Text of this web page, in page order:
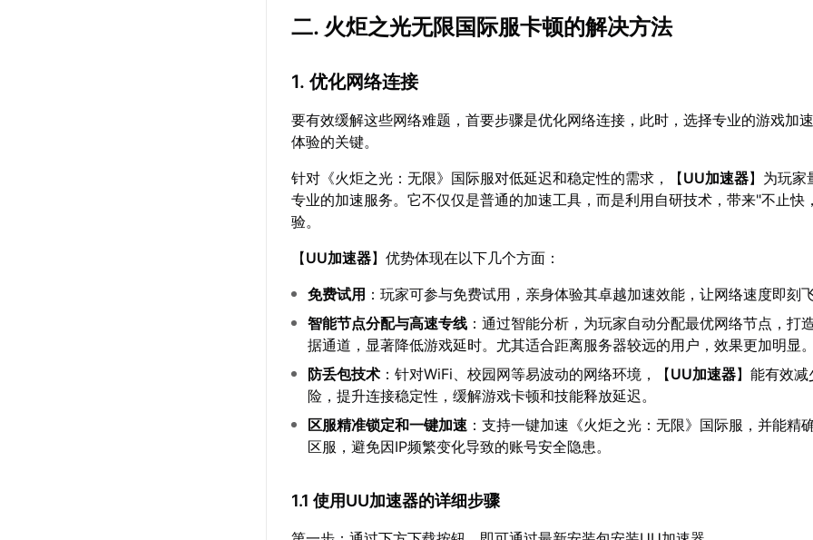
二. 火炬之光无限国际服卡顿的解决方法
1. 优化网络连接
要有效缓解这些网络难题，首要步骤是优化网络连接，此时，选择专业的游戏加
体验的关键。
针对《火炬之光：无限》国际服对低延迟和稳定性的需求，【UU加速器】为玩家
专业的加速服务。它不仅仅是普通的加速工具，而是利用自研技术，带来"不止快
验。
【UU加速器】优势体现在以下几个方面：
免费试用 ：玩家可参与免费试用，亲身体验其卓越加速效能，让网络速度即刻
智能节点分配与高速专线 ：通过智能分析，为玩家自动分配最优网络节点，打
据通道，显著降低游戏延时。尤其适合距离服务器较远的用户，效果更加明显
防丢包技术 ：针对WiFi、校园网等易波动的网络环境，【UU加速器】能有效
险，提升连接稳定性，缓解游戏卡顿和技能释放延迟。
区服精准锁定和一键加速 ：支持一键加速《火炬之光：无限》国际服，并能精
区服，避免因IP频繁变化导致的账号安全隐患。
1.1 使用UU加速器的详细步骤